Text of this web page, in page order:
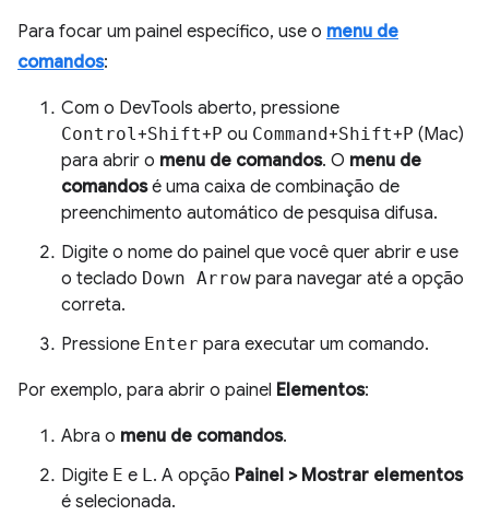
Para focar um painel específico, use o menu de
comandos:
Com o DevTools aberto, pressione
Control+Shift+P ou Command+Shift+P (Mac)
para abrir o menu de comandos. O menu de
comandosé uma caixa de combinação de
preenchimento automático de pesquisa difusa.
Digite o nome do painel que você quer abrir e use
o teclado Down Arrow para navegar até a opção
correta.
Pressione Enter para executar um comando.
Por exemplo, para abrir o painel Elementos:
Abra o menu de comandos.
Digite E e L. A opção Painel > Mostrar elementos
é selecionada.